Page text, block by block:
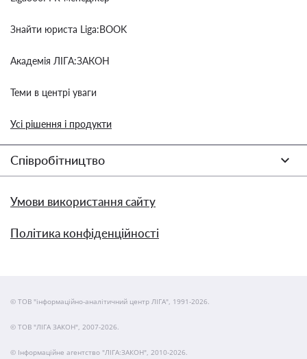
Знайти юриста Liga:BOOK
Академія ЛІГА:ЗАКОН
Теми в центрі уваги
Усі рішення і продукти
Співробітництво
Умови використання сайту
Політика конфіденційності
© ТОВ "інформаційно-аналітичний центр ЛІГА", 1991-2026.
© ТОВ "ЛІГА ЗАКОН", 2007-2026.
© Інформаційне агентство "ЛІГА:ЗАКОН", 2010-2026.